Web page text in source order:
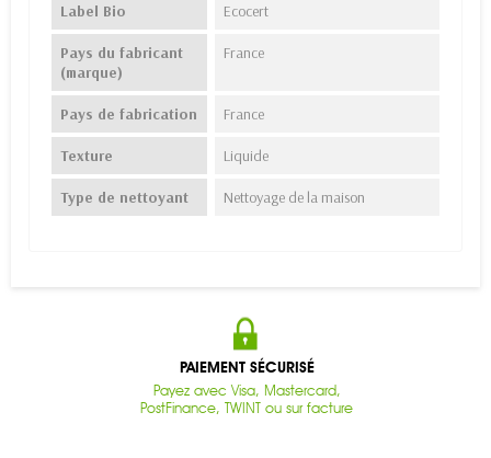
Label Bio Ecocert
Pays du fabricant
(marque)
France
Pays de fabrication France
Texture Liquide
Type de nettoyant Nettoyage de la maison
PAIEMENT SÉCURISÉ
Payez avec Visa, Mastercard,
PostFinance, TWINT ou sur facture